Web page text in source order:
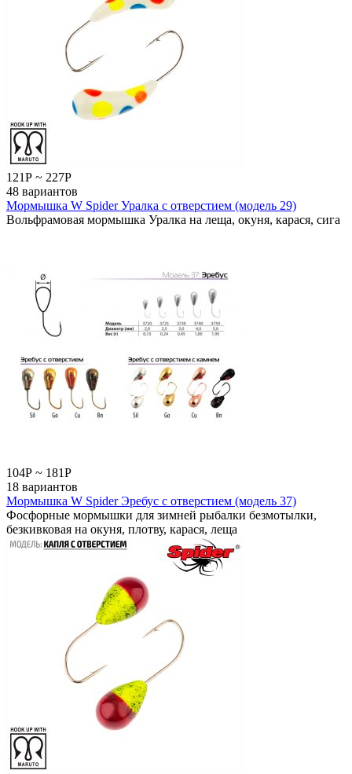
121Р ~ 227Р
48 вариантов
Мормышка W Spider Уралка с отверстием (модель 29)
Вольфрамовая мормышка Уралка на леща, окуня, карася, сига
104Р ~ 181Р
18 вариантов
Мормышка W Spider Эребус с отверстием (модель 37)
Фосфорные мормышки для зимней рыбалки безмотылки,
безкивковая на окуня, плотву, карася, леща